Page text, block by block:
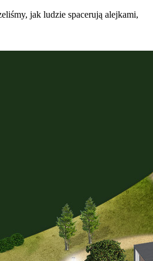
jak ludzie spacerują alejkami,